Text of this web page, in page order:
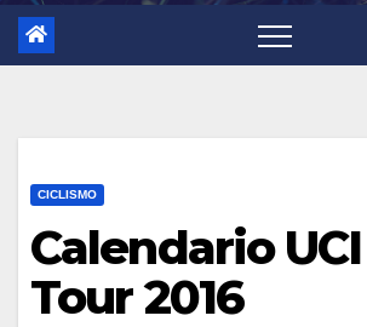
CICLISMO
Calendario
Tour 2016